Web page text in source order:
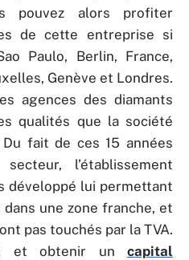
pouvez alors profiter
de cette entreprise si
Paulo, Berlin, France,
Genève et Londres.
agences des diamants
qualités que la société
fait de ces 15 années
l’établissement
développé lui permettant
une zone franche, et
pas touchés par la TVA.
et obtenir un capital